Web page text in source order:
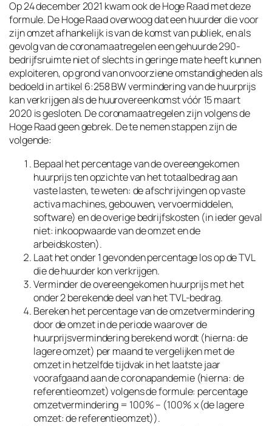
Op 24 december 2021 kwam ook de Hoge Raad met deze
formule. De Hoge Raad overwoog dat een huurder die voor
zijn omzet afhankelijk is van de komst van publiek, en als
gevolg van de coronamaatregelen een gehuurde 290-
bedrijfsruimte niet of slechts in geringe mate heeft kunnen
exploiteren, op grond van onvoorziene omstandigheden als
bedoeld in artikel 6:258 BW vermindering van de huurprijs
kan verkrijgen als de huurovereenkomst vóór 15 maart
2020 is gesloten. De coronamaatregelen zijn volgens de
Hoge Raad geen gebrek. De te nemen stappen zijn de
volgende:
Bepaal het percentage van de overeengekomen
huurprijs ten opzichte van het totaalbedrag aan
vaste lasten, te weten: de afschrijvingen op vaste
activa machines, gebouwen, vervoermiddelen,
software) en de overige bedrijfskosten (in ieder geval
niet: inkoopwaarde van de omzet en de
arbeidskosten).
Laat het onder 1 gevonden percentage los op de TVL
die de huurder kon verkrijgen.
Verminder de overeengekomen huurprijs met het
onder 2 berekende deel van het TVL-bedrag.
Bereken het percentage van de omzetvermindering
door de omzet in de periode waarover de
huurprijsvermindering berekend wordt (hierna: de
lagere omzet) per maand te vergelijken met de
omzet in hetzelfde tijdvak in het laatste jaar
voorafgaand aan de coronapandemie (hierna: de
referentieomzet) volgens de formule: percentage
omzetvermindering = 100% – (100% x (de lagere
omzet: de referentieomzet)).